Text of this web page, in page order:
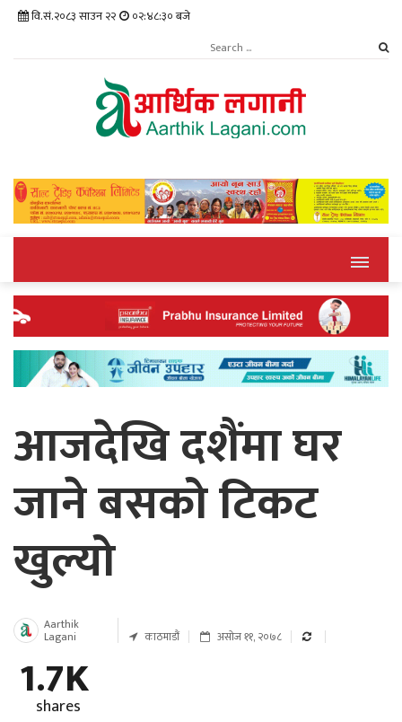
वि.सं.२०८३ साउन २२ ०२:४८:३० बजे
आजदेखि दशैंमा घर
जाने बसको टिकट
खुल्यो
Aarthik
Lagani काठमाडौं असोज ११, २०७८
1.7K
shares